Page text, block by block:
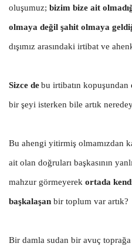
oluşumuz; bizim bize ait
olmaya değil şahit olmaya
dışımız arasındaki irtibat ve
Sizce debu irtibatın kopuşundan
bir şeyi isterken bile artık
Bu ahengi yitirmiş olmamızdan
ait olan doğruları başkasının
mahzur görmeyerek ortada
başkalaşan bir toplum var artık?
Bir damla sudan bir avuç